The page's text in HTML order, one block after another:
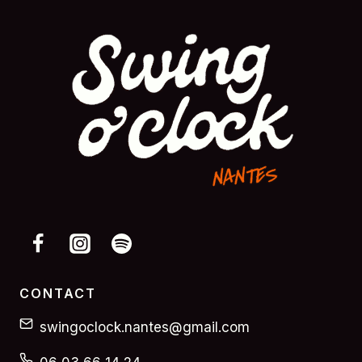
CONTACT
swingoclock.nantes@gmail.com